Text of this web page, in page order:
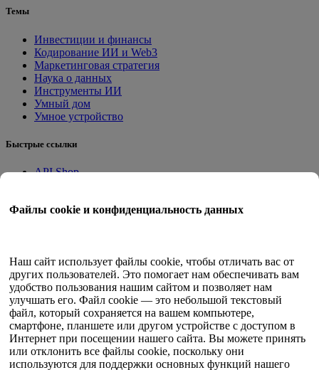
Файлы cookie и конфиденциальность данных
Наш сайт использует файлы cookie, чтобы отличать вас от
других пользователей. Это помогает нам обеспечивать вам
удобство пользования нашим сайтом и позволяет нам
улучшать его. Файл cookie — это небольшой текстовый
файл, который сохраняется на вашем компьютере,
смартфоне, планшете или другом устройстве с доступом в
Интернет при посещении нашего сайта. Вы можете принять
или отклонить все файлы cookie, поскольку они
используются для поддержки основных функций нашего
Темы
Инвестиции и финансы
Кодирование ИИ и Web3
Маркетинговая стратегия
Наука о данных
Инструменты ИИ
Умный дом
Умное устройство
Быстрые ссылки
API Shop
Квант Трейд
Документы
API-тестер
HTML-карта сайта
Язык
Английский